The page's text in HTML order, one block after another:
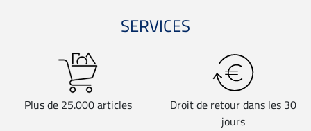
SERVICES
Plus de 25.000 articles
Droit de retour dans les 30
jours